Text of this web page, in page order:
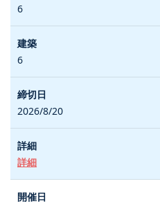
6
6
2026/8/20
詳細